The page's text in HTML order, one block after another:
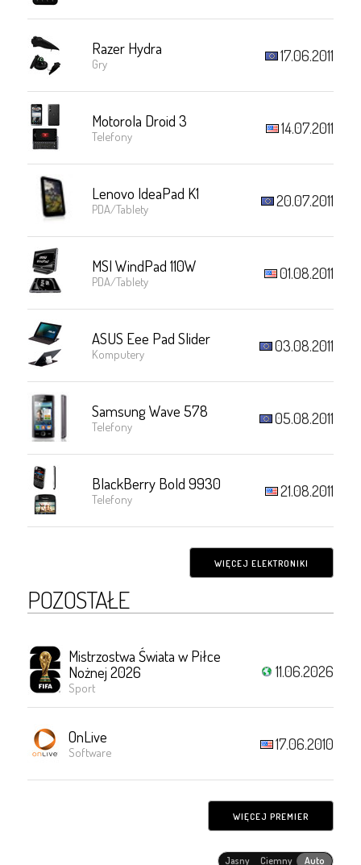
Razer Hydra
Gry 17.06.2011
Motorola Droid 3
Telefony 14.07.2011
Lenovo IdeaPad K1
PDA/Tablety 20.07.2011
MSI WindPad 110W
PDA/Tablety 01.08.2011
ASUS Eee Pad Slider
Komputery 03.08.2011
Samsung Wave 578
Telefony 05.08.2011
BlackBerry Bold 9930
Telefony 21.08.2011
WIĘCEJ ELEKTRONIKI
POZOSTAŁE
Mistrzostwa Świata w Piłce
Nożnej 2026
Sport
11.06.2026
OnLive
Software 17.06.2010
WIĘCEJ PREMIER
Jasny Ciemny Auto